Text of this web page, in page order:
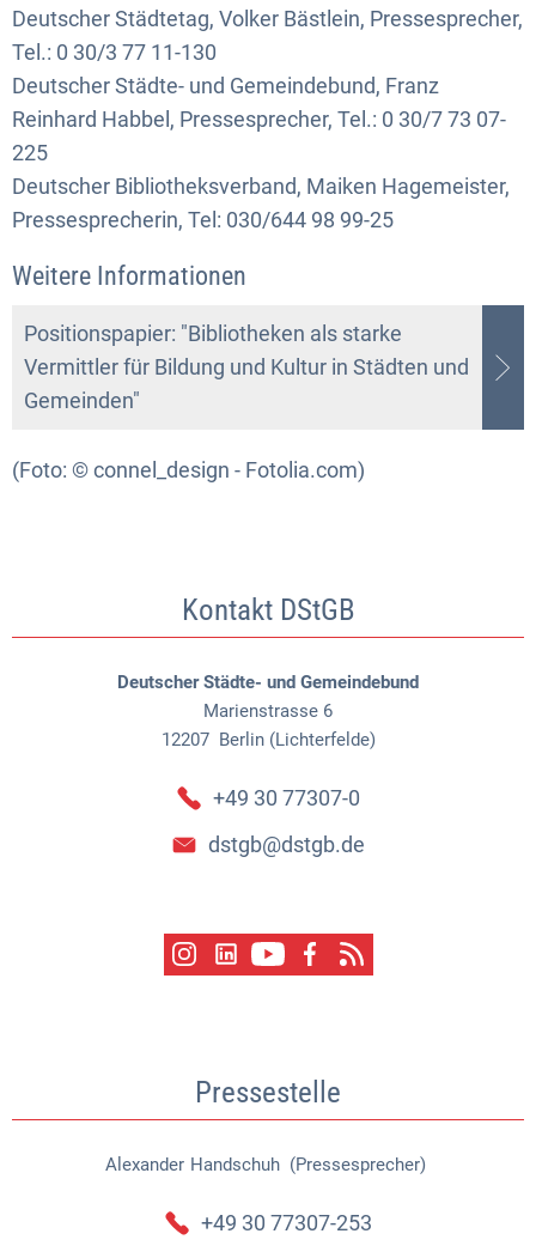
Deutscher Städtetag, Volker Bästlein, Pressesprecher,
Tel.: 0 30/3 77 11-130
Deutscher Städte- und Gemeindebund, Franz
Reinhard Habbel, Pressesprecher, Tel.: 0 30/7 73 07-
225
Deutscher Bibliotheksverband, Maiken Hagemeister,
Pressesprecherin, Tel: 030/644 98 99-25
Weitere Informationen
Positionspapier: "Bibliotheken als starke
Vermittler für Bildung und Kultur in Städten und
Gemeinden"
(Foto: © connel_design - Fotolia.com)
Kontakt DStGB
Deutscher Städte- und Gemeindebund
Marienstrasse 6
12207 Berlin (Lichterfelde)
+49 30 77307-0
dstgb@dstgb.de
Pressestelle
Alexander Handschuh (Pressesprecher)
Alexander Handschuh
+49 30 77307-253